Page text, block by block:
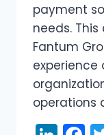
payment
needs.
Fantum
experience
operations